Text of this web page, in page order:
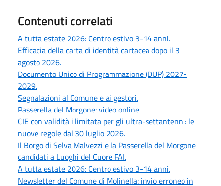
Contenuti correlati
A tutta estate 2026: Centro estivo 3-14 anni.
Efficacia della carta di identità cartacea dopo il 3
agosto 2026.
Documento Unico di Programmazione (DUP) 2027-
2029.
Segnalazioni al Comune e ai gestori.
Passerella del Morgone: video online.
CIE con validità illimitata per gli ultra-settantenni: le
nuove regole dal 30 luglio 2026.
Il Borgo di Selva Malvezzi e la Passerella del Morgone
candidati a Luoghi del Cuore FAI.
A tutta estate 2026: Centro estivo 3-14 anni.
Newsletter del Comune di Molinella: invio erroneo in